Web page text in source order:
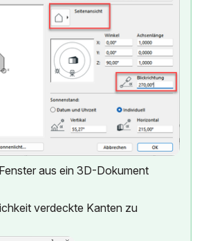
aus ein 3D-Dokument
verdeckte Kanten zu